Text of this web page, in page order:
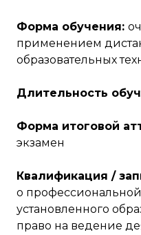
Форма обучения:
применением
образовательных
Длительность
Форма итоговой
экзамен
Квалификация /
о
установленного
право на ведение